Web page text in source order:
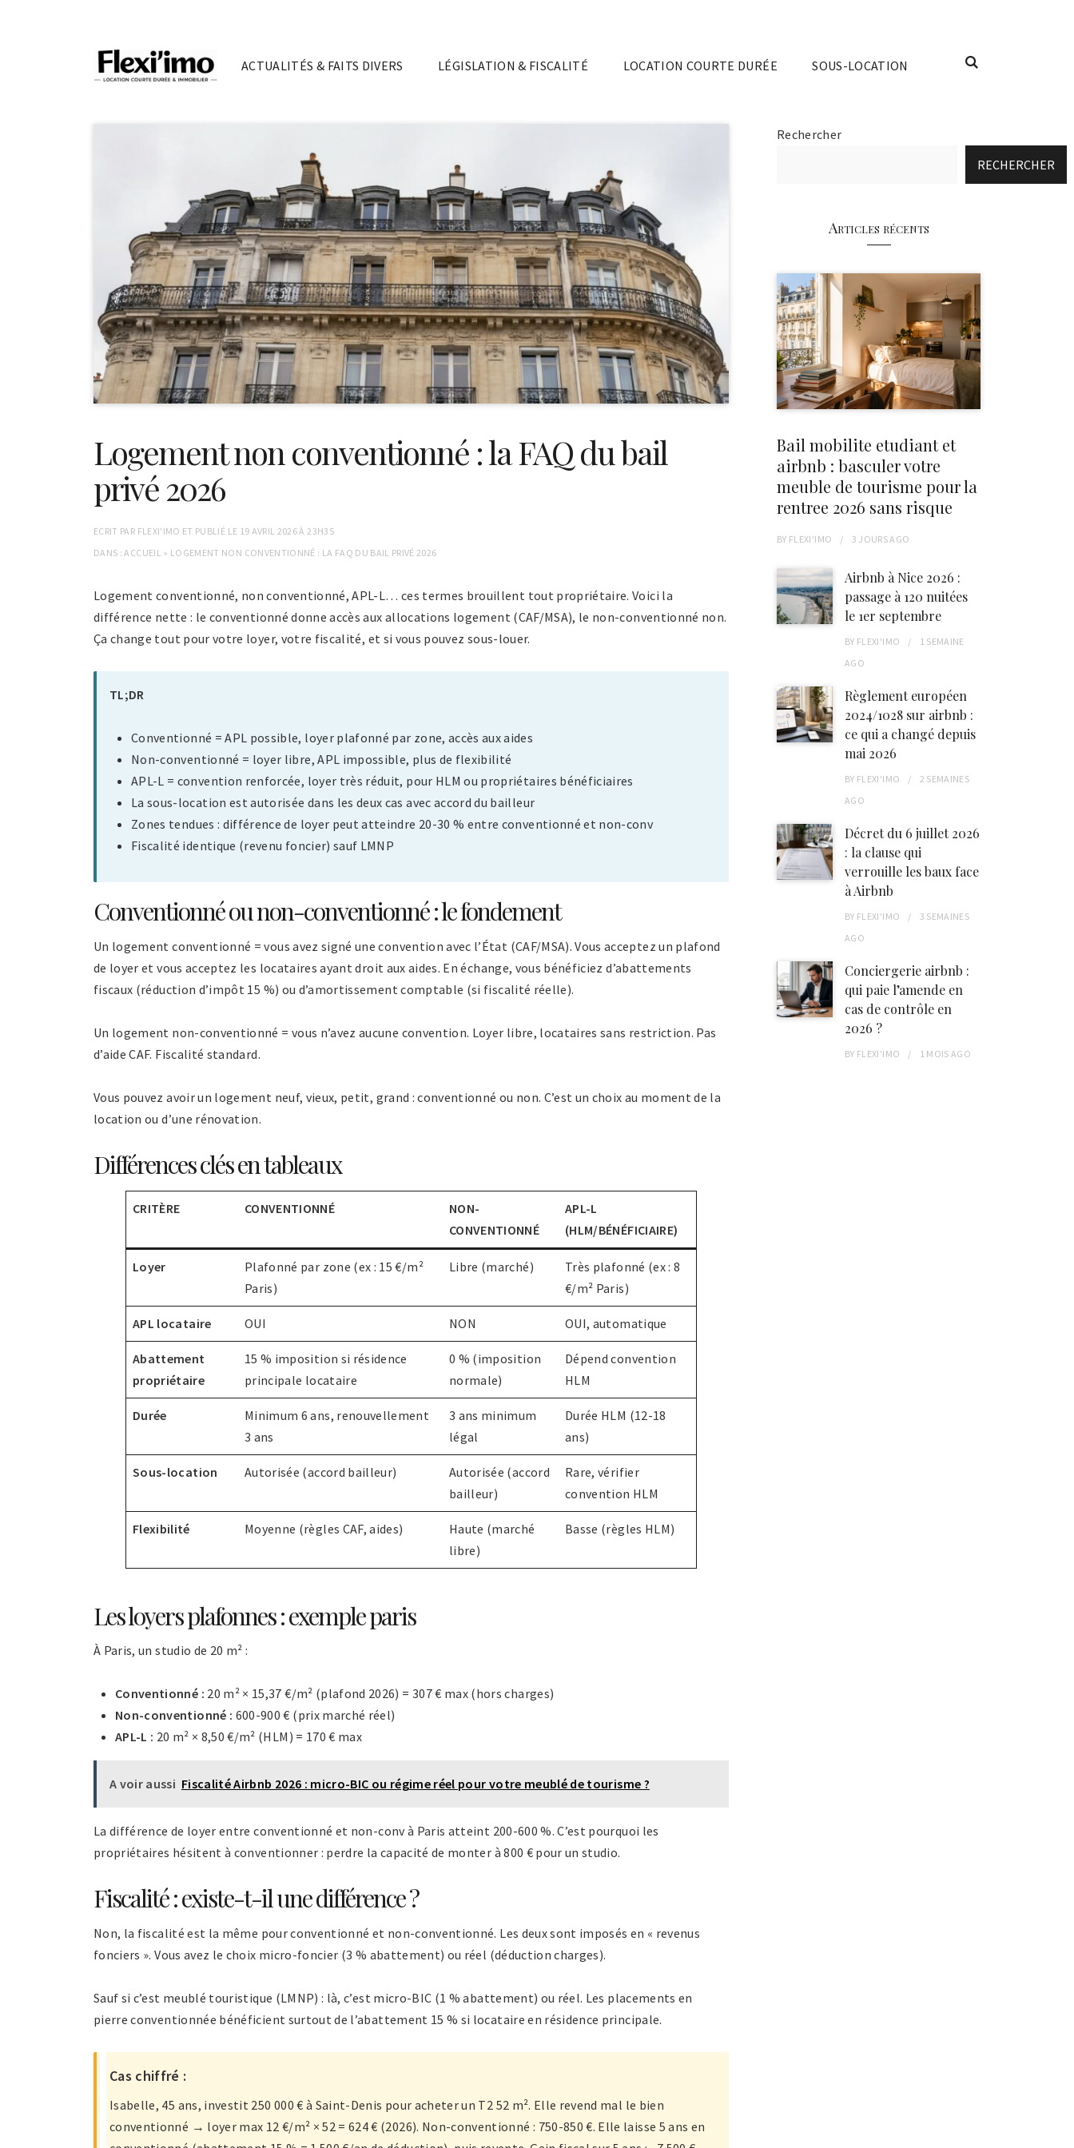
ACTUALITÉS & FAITS DIVERS LÉGISLATION & FISCALITÉ LOCATION COURTE DURÉE SOUS-LOCATION
Logement non conventionné : la FAQ du bail
privé 2026
ECRIT PAR FLEXI'IMO ET PUBLIÉ LE 19 AVRIL 2026 À 23H35
DANS :ACCUEIL » LOGEMENT NON CONVENTIONNÉ : LA FAQ DU BAIL PRIVÉ 2026
Logement conventionné, non conventionné, APL-L… ces termes brouillent tout propriétaire. Voici la
différence nette : le conventionné donne accès aux allocations logement (CAF/MSA), le non-conventionné non.
Ça change tout pour votre loyer, votre fiscalité, et si vous pouvez sous-louer.
TL;DR
Conventionné = APL possible, loyer plafonné par zone, accès aux aides
Non-conventionné = loyer libre, APL impossible, plus de flexibilité
APL-L = convention renforcée, loyer très réduit, pour HLM ou propriétaires bénéficiaires
La sous-location est autorisée dans les deux cas avec accord du bailleur
Zones tendues : différence de loyer peut atteindre 20-30 % entre conventionné et non-conv
Fiscalité identique (revenu foncier) sauf LMNP
Conventionné ou non-conventionné : le fondement
Un logement conventionné = vous avez signé une convention avec l’État (CAF/MSA). Vous acceptez un plafond
de loyer et vous acceptez les locataires ayant droit aux aides. En échange, vous bénéficiez d’abattements
fiscaux (réduction d’impôt 15 %) ou d’amortissement comptable (si fiscalité réelle).
Un logement non-conventionné = vous n’avez aucune convention. Loyer libre, locataires sans restriction. Pas
d’aide CAF. Fiscalité standard.
Vous pouvez avoir un logement neuf, vieux, petit, grand : conventionné ou non. C’est un choix au moment de la
location ou d’une rénovation.
Différences clés en tableaux
CRITÈRE CONVENTIONNÉ
NON-
CONVENTIONNÉ
APL-L
(HLM/BÉNÉFICIAIRE)
Loyer
Plafonné par zone (ex : 15 €/m²
Paris)
Libre (marché)
Très plafonné (ex : 8
€/m² Paris)
APL locataire OUI NON OUI, automatique
Abattement
propriétaire
15 % imposition si résidence
principale locataire
0 % (imposition
normale)
Dépend convention
HLM
Durée
Minimum 6 ans, renouvellement
3 ans
3 ans minimum
légal
Durée HLM (12-18
ans)
Sous-location Autorisée (accord bailleur)
Autorisée (accord
bailleur)
Rare, vérifier
convention HLM
Flexibilité Moyenne (règles CAF, aides)
Haute (marché
libre)
Basse (règles HLM)
Les loyers plafonnes : exemple paris
À Paris, un studio de 20 m² :
Conventionné : 20 m² × 15,37 €/m² (plafond 2026) = 307 € max (hors charges)
Non-conventionné : 600-900 € (prix marché réel)
APL-L : 20 m² × 8,50 €/m² (HLM) = 170 € max
A voir aussi Fiscalité Airbnb 2026 : micro-BIC ou régime réel pour votre meublé de tourisme ?
La différence de loyer entre conventionné et non-conv à Paris atteint 200-600 %. C’est pourquoi les
propriétaires hésitent à conventionner : perdre la capacité de monter à 800 € pour un studio.
Fiscalité : existe-t-il une différence ?
Non, la fiscalité est la même pour conventionné et non-conventionné. Les deux sont imposés en « revenus
fonciers ». Vous avez le choix micro-foncier (3 % abattement) ou réel (déduction charges).
Sauf si c’est meublé touristique (LMNP) : là, c’est micro-BIC (1 % abattement) ou réel. Les placements en
pierre conventionnée bénéficient surtout de l’abattement 15 % si locataire en résidence principale.
Cas chiffré :
Isabelle, 45 ans, investit 250 000 € à Saint-Denis pour acheter un T2 52 m². Elle revend mal le bien
conventionné → loyer max 12 €/m² × 52 = 624 € (2026). Non-conventionné : 750-850 €. Elle laisse 5 ans en
Rechercher
RECHERCHER
Articles récents
Bail mobilite etudiant et
airbnb : basculer votre
meuble de tourisme pour la
rentree 2026 sans risque
BY FLEXI'IMO 3 JOURSAGO
Airbnb à Nice 2026 :
passage à 120 nuitées
le 1er septembre
BY FLEXI'IMO
1 SEMAINE
AGO
Règlement européen
2024/1028 sur airbnb :
ce qui a changé depuis
mai 2026
BY FLEXI'IMO
2 SEMAINES
AGO
Décret du 6 juillet 2026
: la clause qui
verrouille les baux face
à Airbnb
BY FLEXI'IMO
3 SEMAINES
AGO
Conciergerie airbnb :
qui paie l’amende en
cas de contrôle en
2026 ?
BY FLEXI'IMO 1 MOIS AGO